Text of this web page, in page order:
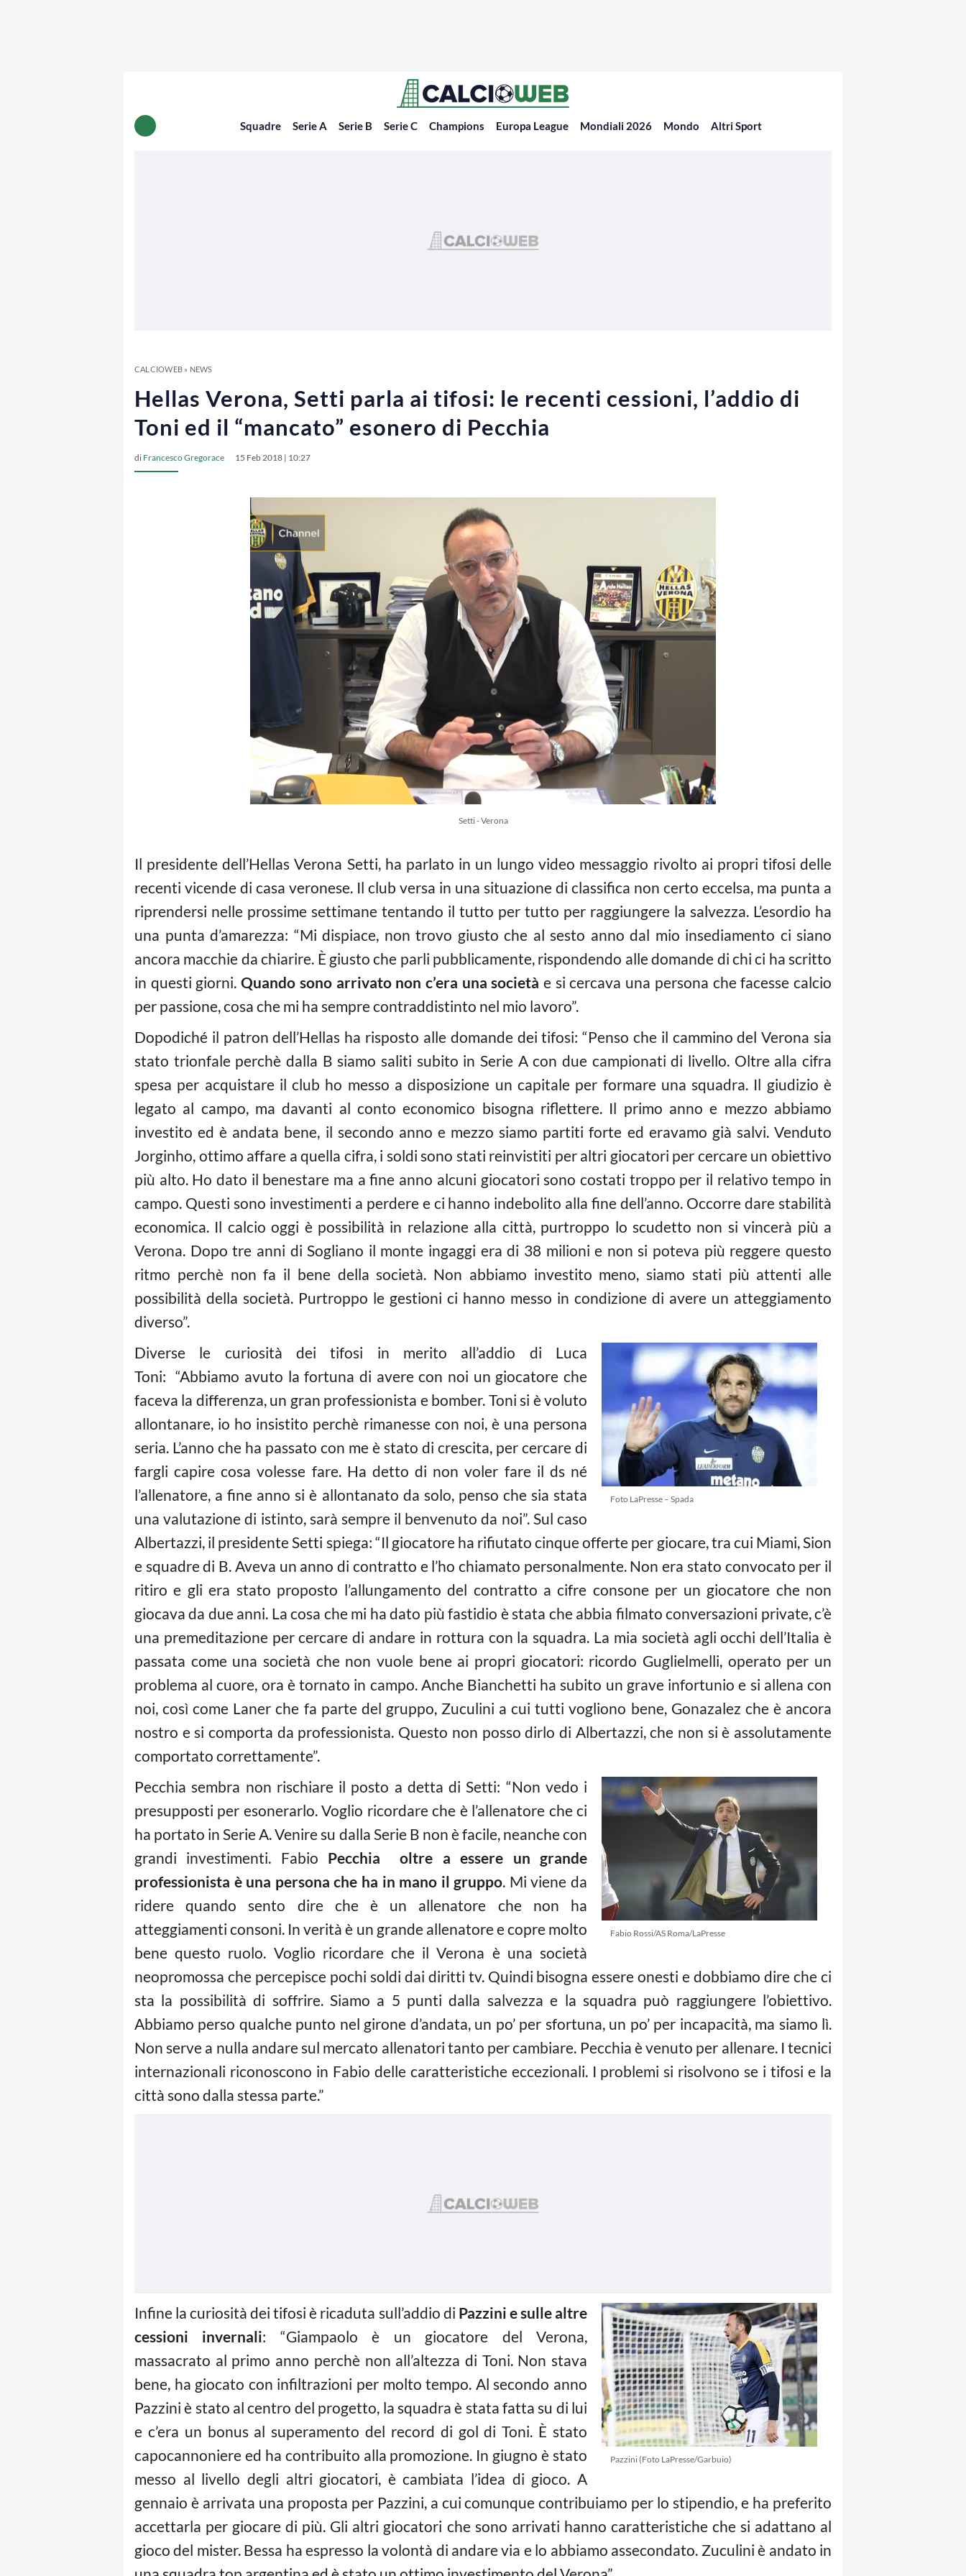
Squadre Serie A Serie B Serie C Champions Europa League Mondiali 2026 Mondo Altri Sport
CALCIOWEB» NEWS
Hellas Verona, Setti parla ai tifosi: le recenti cessioni, l’addio di
Toni ed il “mancato” esonero di Pecchia
di Francesco Gregorace 15 Feb 2018 | 10:27
Setti - Verona
Il presidente dell’Hellas Verona Setti, ha parlato in un lungo video messaggio rivolto ai propri tifosi delle
recenti vicende di casa veronese. Il club versa in una situazione di classifica non certo eccelsa, ma punta a
riprendersi nelle prossime settimane tentando il tutto per tutto per raggiungere la salvezza. L’esordio ha
una punta d’amarezza: “Mi dispiace, non trovo giusto che al sesto anno dal mio insediamento ci siano
ancora macchie da chiarire. È giusto che parli pubblicamente, rispondendo alle domande di chi ci ha scritto
in questi giorni.Quando sono arrivato non c’era una società e si cercava una persona che facesse calcio
per passione, cosa che mi ha sempre contraddistinto nel mio lavoro”.
Dopodiché il patron dell’Hellas ha risposto alle domande dei tifosi: “Penso che il cammino del Verona sia
stato trionfale perchè dalla B siamo saliti subito in Serie A con due campionati di livello. Oltre alla cifra
spesa per acquistare il club ho messo a disposizione un capitale per formare una squadra. Il giudizio è
legato al campo, ma davanti al conto economico bisogna riflettere. Il primo anno e mezzo abbiamo
investito ed è andata bene, il secondo anno e mezzo siamo partiti forte ed eravamo già salvi. Venduto
Jorginho, ottimo affare a quella cifra, i soldi sono stati reinvistiti per altri giocatori per cercare un obiettivo
più alto. Ho dato il benestare ma a fine anno alcuni giocatori sono costati troppo per il relativo tempo in
campo. Questi sono investimenti a perdere e ci hanno indebolito alla fine dell’anno. Occorre dare stabilità
economica. Il calcio oggi è possibilità in relazione alla città, purtroppo lo scudetto non si vincerà più a
Verona. Dopo tre anni di Sogliano il monte ingaggi era di 38 milioni e non si poteva più reggere questo
ritmo perchè non fa il bene della società. Non abbiamo investito meno, siamo stati più attenti alle
possibilità della società. Purtroppo le gestioni ci hanno messo in condizione di avere un atteggiamento
diverso”.
Foto LaPresse – Spada
Diverse le curiosità dei tifosi in merito all’addio di Luca
Toni: “Abbiamo avuto la fortuna di avere con noi un giocatore che
faceva la differenza, un gran professionista e bomber. Toni si è voluto
allontanare, io ho insistito perchè rimanesse con noi, è una persona
seria. L’anno che ha passato con me è stato di crescita, per cercare di
fargli capire cosa volesse fare. Ha detto di non voler fare il ds né
l’allenatore, a fine anno si è allontanato da solo, penso che sia stata
una valutazione di istinto, sarà sempre il benvenuto da noi”. Sul caso
Albertazzi, il presidente Setti spiega: “Il giocatore ha rifiutato cinque offerte per giocare, tra cui Miami, Sion
e squadre di B. Aveva un anno di contratto e l’ho chiamato personalmente. Non era stato convocato per il
ritiro e gli era stato proposto l’allungamento del contratto a cifre consone per un giocatore che non
giocava da due anni. La cosa che mi ha dato più fastidio è stata che abbia filmato conversazioni private, c’è
una premeditazione per cercare di andare in rottura con la squadra. La mia società agli occhi dell’Italia è
passata come una società che non vuole bene ai propri giocatori: ricordo Guglielmelli, operato per un
problema al cuore, ora è tornato in campo. Anche Bianchetti ha subito un grave infortunio e si allena con
noi, così come Laner che fa parte del gruppo, Zuculini a cui tutti vogliono bene, Gonazalez che è ancora
nostro e si comporta da professionista. Questo non posso dirlo di Albertazzi, che non si è assolutamente
comportato correttamente”.
Fabio Rossi/AS Roma/LaPresse
Pecchia sembra non rischiare il posto a detta di Setti: “Non vedo i
presupposti per esonerarlo. Voglio ricordare che è l’allenatore che ci
ha portato in Serie A. Venire su dalla Serie B non è facile, neanche con
grandi investimenti. Fabio Pecchia oltre a essere un grande
professionista è una persona che ha in mano il gruppo. Mi viene da
ridere quando sento dire che è un allenatore che non ha
atteggiamenti consoni. In verità è un grande allenatore e copre molto
bene questo ruolo. Voglio ricordare che il Verona è una società
neopromossa che percepisce pochi soldi dai diritti tv. Quindi bisogna essere onesti e dobbiamo dire che ci
sta la possibilità di soffrire. Siamo a 5 punti dalla salvezza e la squadra può raggiungere l’obiettivo.
Abbiamo perso qualche punto nel girone d’andata, un po’ per sfortuna, un po’ per incapacità, ma siamo lì.
Non serve a nulla andare sul mercato allenatori tanto per cambiare. Pecchia è venuto per allenare. I tecnici
internazionali riconoscono in Fabio delle caratteristiche eccezionali. I problemi si risolvono se i tifosi e la
città sono dalla stessa parte.”
Pazzini (Foto LaPresse/Garbuio)
Infine la curiosità dei tifosi è ricaduta sull’addio di Pazzini e sulle altre
cessioni invernali: “Giampaolo è un giocatore del Verona,
massacrato al primo anno perchè non all’altezza di Toni. Non stava
bene, ha giocato con infiltrazioni per molto tempo. Al secondo anno
Pazzini è stato al centro del progetto, la squadra è stata fatta su di lui
e c’era un bonus al superamento del record di gol di Toni. È stato
capocannoniere ed ha contribuito alla promozione. In giugno è stato
messo al livello degli altri giocatori, è cambiata l’idea di gioco. A
gennaio è arrivata una proposta per Pazzini, a cui comunque contribuiamo per lo stipendio, e ha preferito
accettarla per giocare di più. Gli altri giocatori che sono arrivati hanno caratteristiche che si adattano al
gioco del mister. Bessa ha espresso la volontà di andare via e lo abbiamo assecondato. Zuculini è andato in